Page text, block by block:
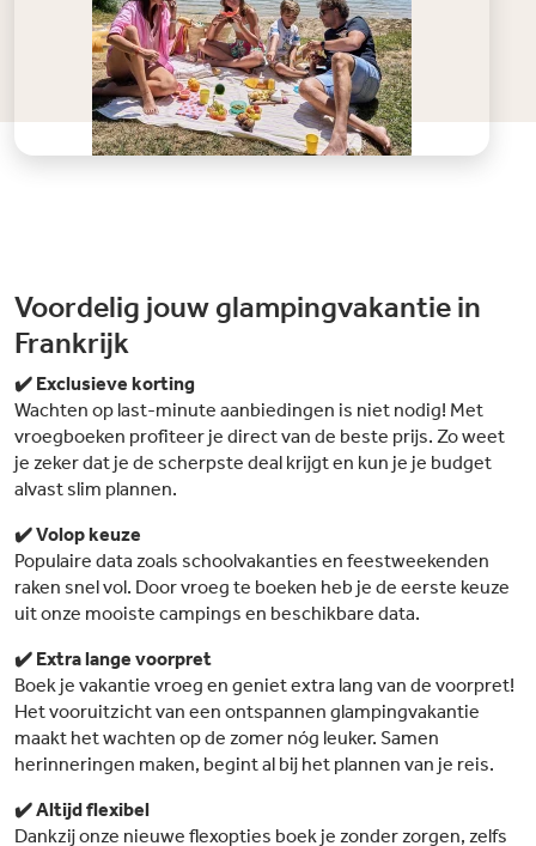
Voordelig jouw glampingvakantie in
Frankrijk
✔️ Exclusieve korting
Wachten op last-minute aanbiedingen is niet nodig! Met
vroegboeken profiteer je direct van de beste prijs. Zo weet
je zeker dat je de scherpste deal krijgt en kun je je budget
alvast slim plannen.
✔️ Volop keuze
Populaire data zoals schoolvakanties en feestweekenden
raken snel vol. Door vroeg te boeken heb je de eerste keuze
uit onze mooiste campings en beschikbare data.
✔️ Extra lange voorpret
Boek je vakantie vroeg en geniet extra lang van de voorpret!
Het vooruitzicht van een ontspannen glampingvakantie
maakt het wachten op de zomer nóg leuker. Samen
herinneringen maken, begint al bij het plannen van je reis.
✔️ Altijd flexibel
Dankzij onze nieuwe flexopties boek je zonder zorgen, zelfs